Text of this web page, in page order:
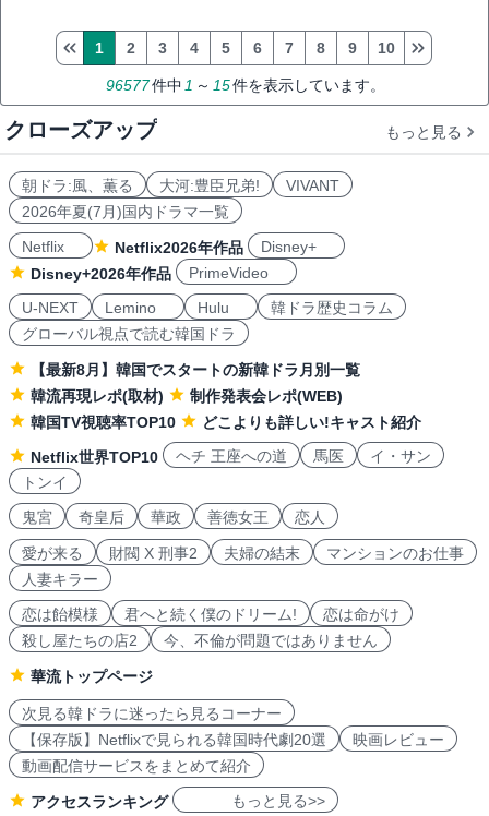
96577件中 1 ～ 15件を表示しています。
1 2 3 4 5 6 7 8 9 10
クローズアップ もっと見る
朝ドラ:風、薫る 大河:豊臣兄弟!
VIVANT
2026年夏(7月)国内ドラマ一覧
Netflix
Netflix2026年作品
Disney+
Disney+2026年作品
PrimeVideo
U-NEXT
Lemino Hulu
韓ドラ歴史コラム
グローバル視点で読む韓国ドラ
【最新8月】韓国でスタートの新韓ドラ月別一覧
韓流再現レポ(取材)
制作発表会レポ(WEB)
韓国TV視聴率TOP10
どこよりも詳しい!キャスト紹介
Netflix世界TOP10
ヘチ 王座への道 馬医
イ・サン
トンイ
鬼宮
奇皇后 華政 善徳女王 恋人
愛が来る 財閥 X 刑事2 夫婦の結末
マンションのお仕事
人妻キラー
恋は飴模様
君へと続く僕のドリーム!
恋は命がけ
殺し屋たちの店2
今、不倫が問題ではありません
華流トップページ
次見る韓ドラに迷ったら見るコーナー
【保存版】Netflixで見られる韓国時代劇20選
映画レビュー
動画配信サービスをまとめて紹介
アクセスランキング もっと見る>>